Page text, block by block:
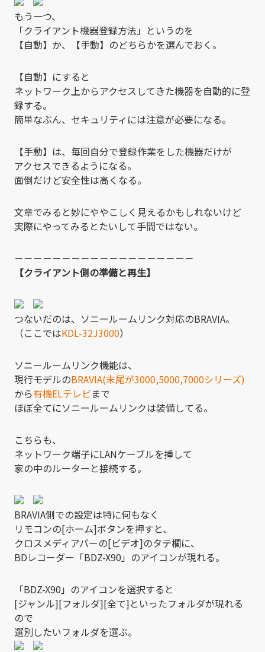
もう一つ、
「クライアント機器登録方法」というのを
【自動】か、【手動】のどちらかを選んでおく。
【自動】にすると
ネットワーク上からアクセスしてきた機器を自動的に登
録する。
簡単なぶん、セキュリティには注意が必要になる。
【手動】は、毎回自分で登録作業をした機器だけが
アクセスできるようになる。
面倒だけど安全性は高くなる。
文章でみると妙にややこしく見えるかもしれないけど
実際にやってみるとたいして手間ではない。
－－－－－－－－－－－－－－－－－－－
【クライアント側の準備と再生】
つないだのは、ソニールームリンク対応のBRAVIA。
（ここではKDL-32J3000）
ソニールームリンク機能は、
現行モデルのBRAVIA(末尾が3000,5000,7000シリーズ)
から有機ELテレビまで
ほぼ全てにソニールームリンクは装備してる。
こちらも、
ネットワーク端子にLANケーブルを挿して
家の中のルーターと接続する。
BRAVIA側での設定は特に何もなく
リモコンの[ホーム]ボタンを押すと、
クロスメディアバーの[ビデオ]のタテ欄に、
BDレコーダー「BDZ-X90」のアイコンが現れる。
「BDZ-X90」のアイコンを選択すると
[ジャンル][フォルダ][全て]といったフォルダが現れる
ので
選別したいフォルダを選ぶ。